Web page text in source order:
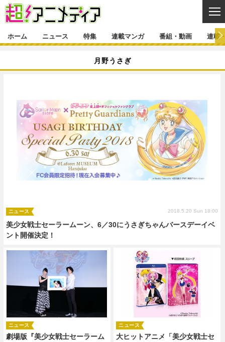
映画 音楽
グッズ イベント
声優 コスプレ
舞台 新帝スタ
特集一覧 カバー
インタビュー レポート
ラキりす
連載マンガ
連載マンガ一覧 連載一覧
番組・動画
番組・動画一覧 ラジオ
動画
連載・ブログ
連載・ブログ一覧 コラム
編集部ブログ・お知らせ
ホーム ニュース 特集 連載マンガ 番組・動画 連載
月野うさぎ
美少女戦士セーラームーン、6／30にうさぎちゃんバースデーイベ
ント開催決定！
ニュース 2018.5.20 Sun 18:00
劇場版『美少女戦士セーラーム
ニュース
大ヒットアニメ「美少女戦士セ
ニュース